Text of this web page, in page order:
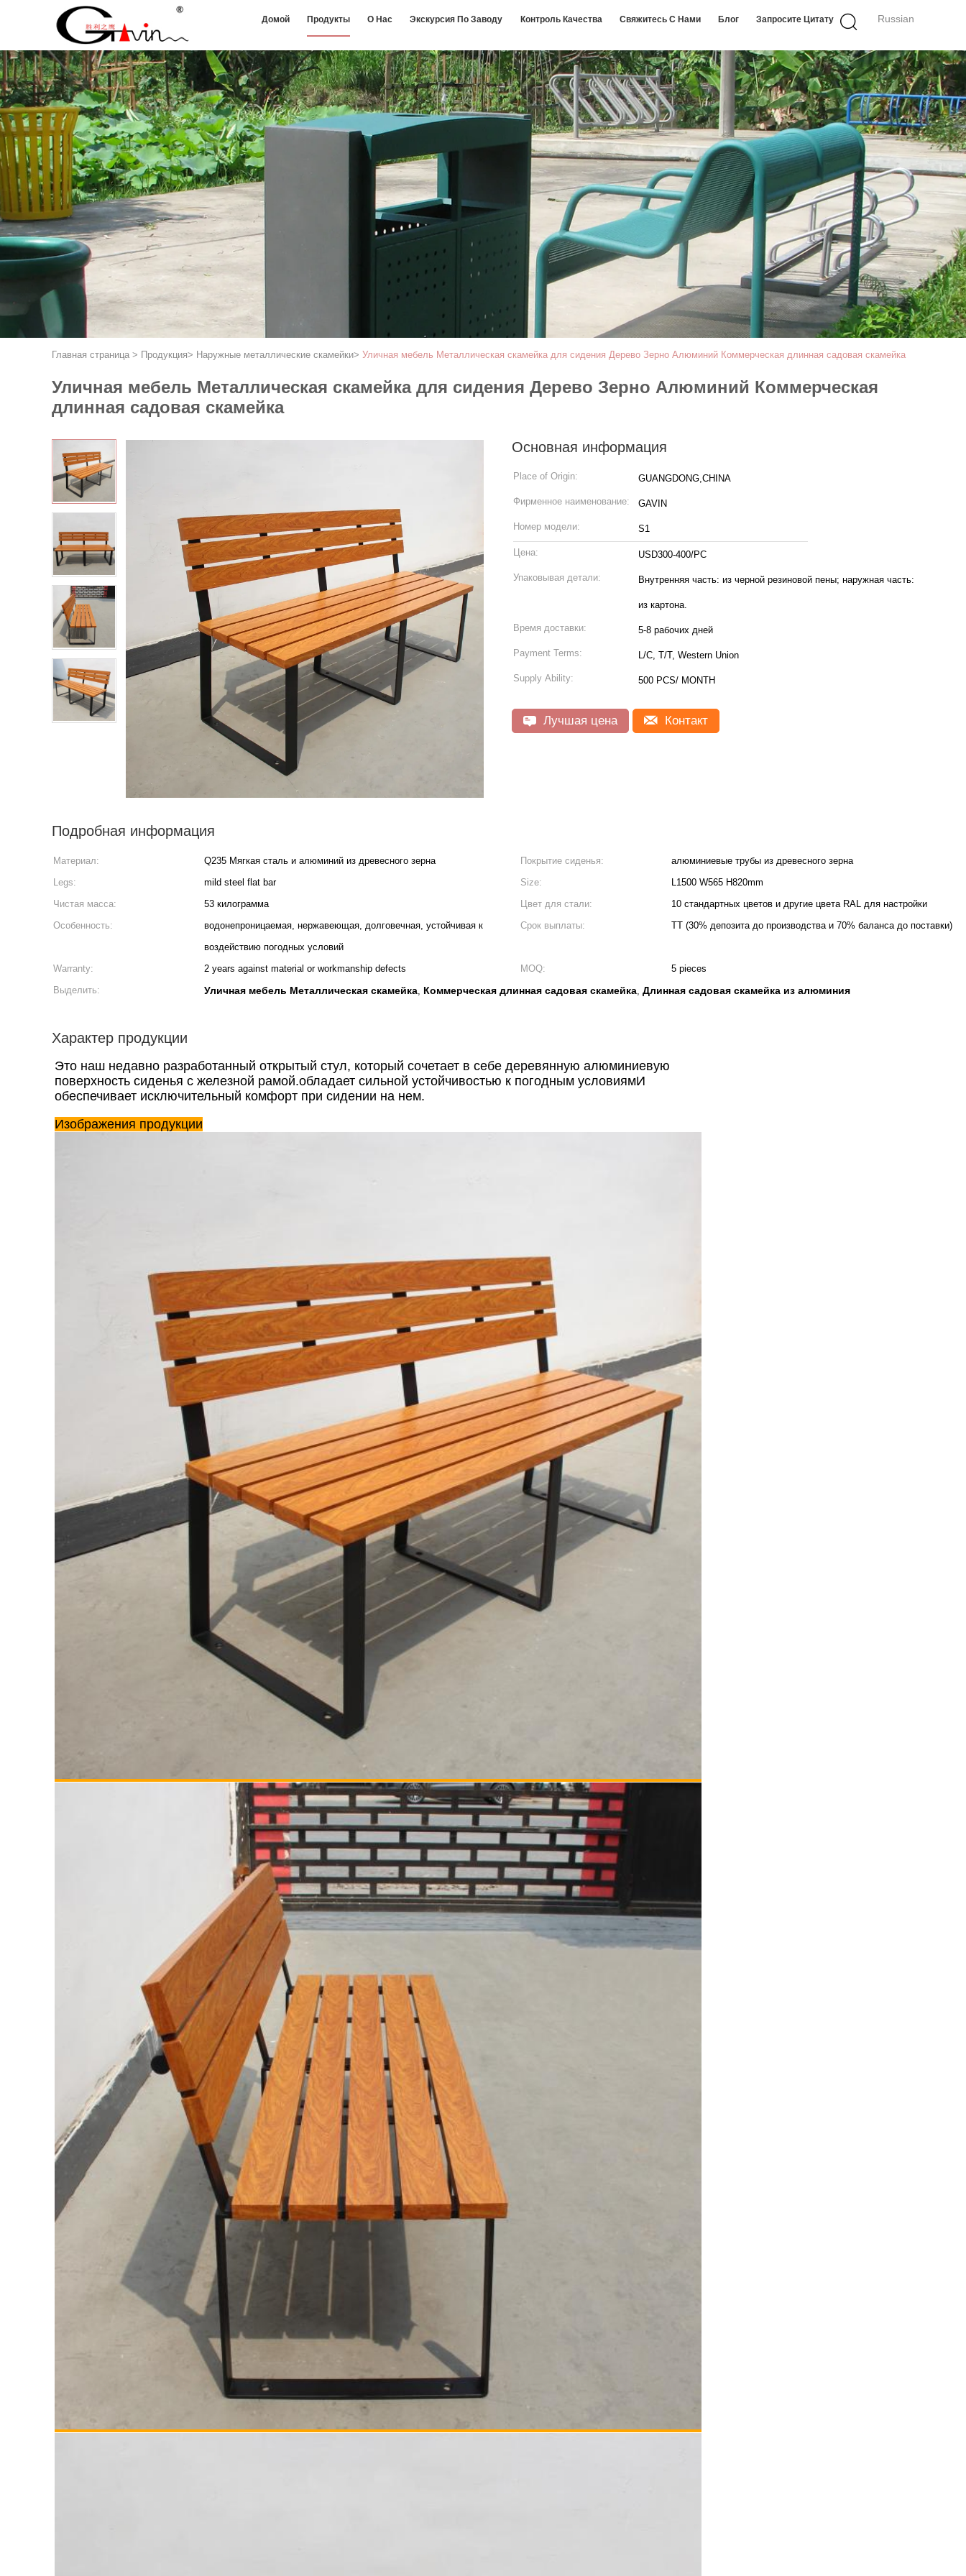
Russian
Домой Продукты О Нас Экскурсия По Заводу Контроль Качества Свяжитесь С Нами Блог Запросите Цитату
Главная страница > Продукция> Наружные металлические скамейки> Уличная мебель Металлическая скамейка для сидения Дерево Зерно Алюминий Коммерческая длинная садовая скамейка
Уличная мебель Металлическая скамейка для сидения Дерево Зерно Алюминий Коммерческая
длинная садовая скамейка
Основная информация
Place of Origin: GUANGDONG,CHINA
Фирменное наименование: GAVIN
Номер модели: S1
Цена: USD300-400/PC
Упаковывая детали: Внутренняя часть: из черной резиновой пены; наружная часть:
из картона.
Время доставки: 5-8 рабочих дней
Payment Terms: L/C, T/T, Western Union
Supply Ability: 500 PCS/ MONTH
Лучшая цена Контакт
Подробная информация
Материал: Q235 Мягкая сталь и алюминий из древесного зерна Покрытие сиденья:
алюминиевые трубы из древесного зерна
Legs:
mild steel flat bar Size:
L1500 W565 H820mm
Чистая масса:
53 килограмма Цвет для стали:
10 стандартных цветов и другие цвета RAL для настройки
Особенность:
водонепроницаемая, нержавеющая, долговечная, устойчивая к
воздействию погодных условий
Срок выплаты: TT (30% депозита до производства и 70% баланса до поставки)
Warranty: 2 years against material or workmanship defects MOQ:
5 pieces
Выделить:
Уличная мебель Металлическая скамейка, Коммерческая длинная садовая скамейка, Длинная садовая скамейка из алюминия
Характер продукции
Это наш недавно разработанный открытый стул, который сочетает в себе деревянную алюминиевую
поверхность сиденья с железной рамой.обладает сильной устойчивостью к погодным условиямИ
обеспечивает исключительный комфорт при сидении на нем.
Изображения продукции